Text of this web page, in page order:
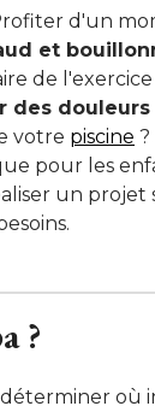
d'un
et
de
des douleurs
votre piscine ?
pour les
un projet
?
où